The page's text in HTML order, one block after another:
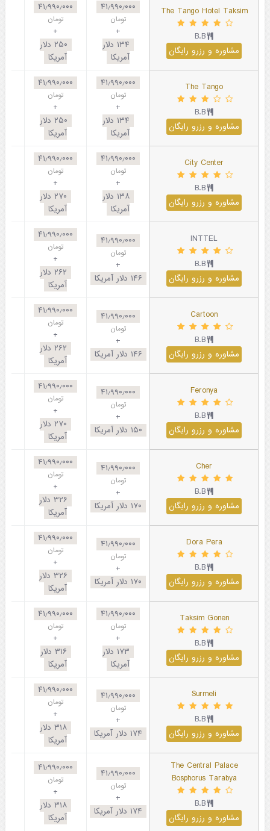
The Tango Hotel Taksim
B.B
مشاوره و رزرو رایگان
۴۱٫۹۹۰٫۰۰۰
تومان
+
۱۳۴ دلار
آمریکا
۴۱٫۹۹۰٫۰۰۰
تومان
+
۲۵۰ دلار
آمریکا
The Tango
B.B
مشاوره و رزرو رایگان
۴۱٫۹۹۰٫۰۰۰
تومان
+
۱۳۴ دلار
آمریکا
۴۱٫۹۹۰٫۰۰۰
تومان
+
۲۵۰ دلار
آمریکا
City Center
B.B
مشاوره و رزرو رایگان
۴۱٫۹۹۰٫۰۰۰
تومان
+
۱۳۸ دلار
آمریکا
۴۱٫۹۹۰٫۰۰۰
تومان
+
۲۷۰ دلار
آمریکا
INTTEL
B.B
مشاوره و رزرو رایگان
۴۱٫۹۹۰٫۰۰۰
تومان
+
۱۴۶ دلار آمریکا
۴۱٫۹۹۰٫۰۰۰
تومان
+
۲۶۲ دلار
آمریکا
Cartoon
B.B
مشاوره و رزرو رایگان
۴۱٫۹۹۰٫۰۰۰
تومان
+
۱۴۶ دلار آمریکا
۴۱٫۹۹۰٫۰۰۰
تومان
+
۲۶۲ دلار
آمریکا
Feronya
B.B
مشاوره و رزرو رایگان
۴۱٫۹۹۰٫۰۰۰
تومان
+
۱۵۰ دلار آمریکا
۴۱٫۹۹۰٫۰۰۰
تومان
+
۲۷۰ دلار
آمریکا
Cher
B.B
مشاوره و رزرو رایگان
۴۱٫۹۹۰٫۰۰۰
تومان
+
۱۷۰ دلار آمریکا
۴۱٫۹۹۰٫۰۰۰
تومان
+
۳۲۶ دلار
آمریکا
Dora Pera
B.B
مشاوره و رزرو رایگان
۴۱٫۹۹۰٫۰۰۰
تومان
+
۱۷۰ دلار آمریکا
۴۱٫۹۹۰٫۰۰۰
تومان
+
۳۲۶ دلار
آمریکا
Taksim Gonen
B.B
مشاوره و رزرو رایگان
۴۱٫۹۹۰٫۰۰۰
تومان
+
۱۷۳ دلار
آمریکا
۴۱٫۹۹۰٫۰۰۰
تومان
+
۳۱۶ دلار
آمریکا
Surmeli
B.B
مشاوره و رزرو رایگان
۴۱٫۹۹۰٫۰۰۰
تومان
+
۱۷۴ دلار آمریکا
۴۱٫۹۹۰٫۰۰۰
تومان
+
۳۱۸ دلار
آمریکا
The Central Palace
Bosphorus Tarabya
B.B
مشاوره و رزرو رایگان
۴۱٫۹۹۰٫۰۰۰
تومان
+
۱۷۴ دلار آمریکا
۴۱٫۹۹۰٫۰۰۰
تومان
+
۳۱۸ دلار
آمریکا